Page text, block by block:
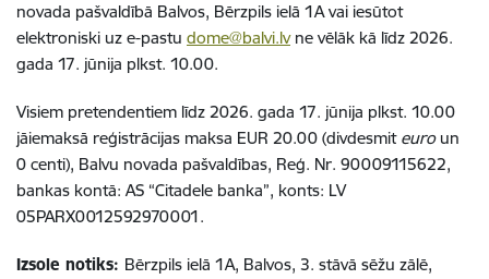
novada pašvaldībā Balvos, Bērzpils ielā 1A vai iesūtot
elektroniski uz e-pastu dome@balvi.lvne vēlāk kā līdz 2026.
gada 17. jūnija plkst. 10.00.
Visiem pretendentiem līdz 2026. gada 17. jūnija plkst. 10.00
jāiemaksā reģistrācijas maksa EUR 20.00 (divdesmit euro un
0 centi), Balvu novada pašvaldības, Reģ. Nr. 90009115622,
bankas kontā: AS “Citadele banka”, konts: LV
05PARX0012592970001.
Izsole notiks: Bērzpils ielā 1A, Balvos, 3. stāvā sēžu zālē,